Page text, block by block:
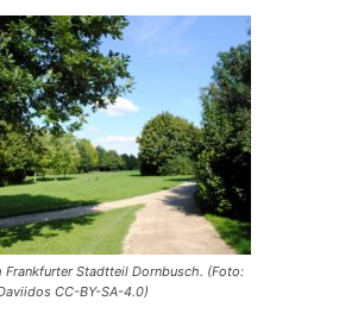
Frankfurter Stadtteil Dornbusch. (Foto:
CC-BY-SA-4.0)